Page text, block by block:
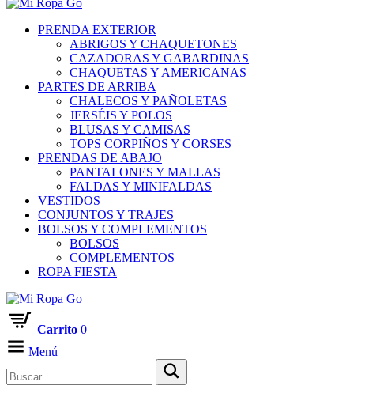
PRENDA EXTERIOR
ABRIGOS Y CHAQUETONES
CAZADORAS Y GABARDINAS
CHAQUETAS Y AMERICANAS
PARTES DE ARRIBA
CHALECOS Y PAÑOLETAS
JERSÉIS Y POLOS
BLUSAS Y CAMISAS
TOPS CORPIÑOS Y CORSES
PRENDAS DE ABAJO
PANTALONES Y MALLAS
FALDAS Y MINIFALDAS
VESTIDOS
CONJUNTOS Y TRAJES
BOLSOS Y COMPLEMENTOS
BOLSOS
COMPLEMENTOS
ROPA FIESTA
Carrito 0
Menú